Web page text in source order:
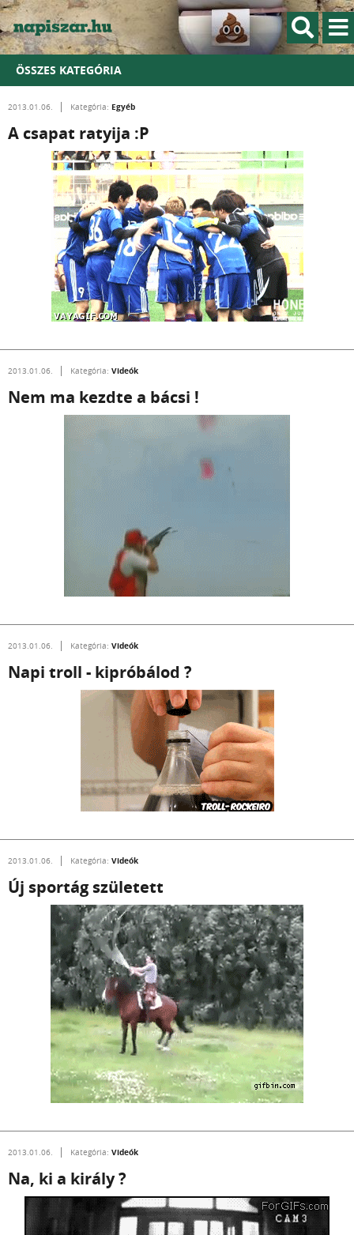
ÖSSZES KATEGÓRIA
2013.01.06. Kategória: Egyéb
A csapat ratyija :P
2013.01.06. Kategória: Videók
Nem ma kezdte a bácsi !
2013.01.06. Kategória: Videók
Napi troll - kipróbálod ?
2013.01.06. Kategória: Videók
Új sportág született
2013.01.06. Kategória: Videók
Na, ki a király ?